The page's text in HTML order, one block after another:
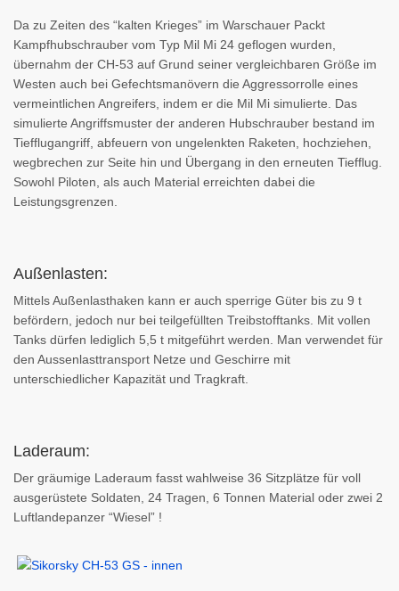
Da zu Zeiten des “kalten Krieges” im Warschauer Packt
Kampfhubschrauber vom Typ Mil Mi 24 geflogen wurden,
übernahm der CH-53 auf Grund seiner vergleichbaren Größe im
Westen auch bei Gefechtsmanövern die Aggressorrolle eines
vermeintlichen Angreifers, indem er die Mil Mi simulierte. Das
simulierte Angriffsmuster der anderen Hubschrauber bestand im
Tiefflugangriff, abfeuern von ungelenkten Raketen, hochziehen,
wegbrechen zur Seite hin und Übergang in den erneuten Tiefflug.
Sowohl Piloten, als auch Material erreichten dabei die
Leistungsgrenzen.
Außenlasten:
Mittels Außenlasthaken kann er auch sperrige Güter bis zu 9 t
befördern, jedoch nur bei teilgefüllten Treibstofftanks. Mit vollen
Tanks dürfen lediglich 5,5 t mitgeführt werden. Man verwendet für
den Aussenlasttransport Netze und Geschirre mit
unterschiedlicher Kapazität und Tragkraft.
Laderaum:
Der gräumige Laderaum fasst wahlweise 36 Sitzplätze für voll
ausgerüstete Soldaten, 24 Tragen, 6 Tonnen Material oder zwei 2
Luftlandepanzer “Wiesel” !